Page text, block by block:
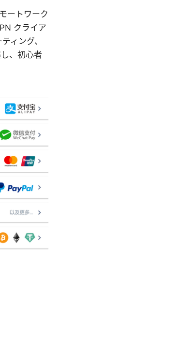
ートワーク
クライア
ィング、
、初心者